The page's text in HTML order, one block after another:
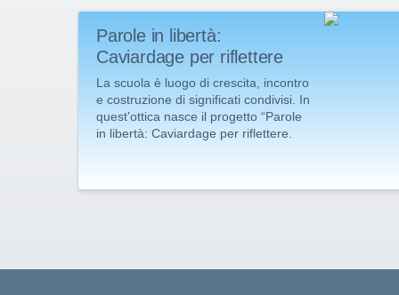
Parole in libertà:
Caviardage per riflettere
La scuola è luogo di crescita, incontro
e costruzione di significati condivisi. In
quest’ottica nasce il progetto “Parole
in libertà: Caviardage per riflettere.